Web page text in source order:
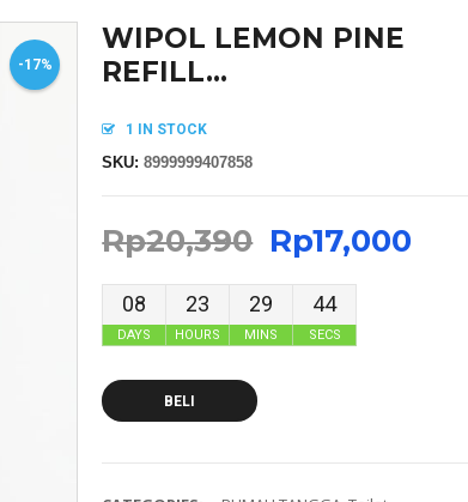
-17%
WIPOL LEMON PINE
REFILL...
1 IN STOCK
SKU:8999999407858
Rp20,390 Rp17,000
08
DAYS
23
HOURS
29
MINS
44
SECS
BELI